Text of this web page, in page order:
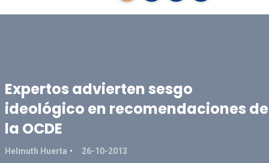
Expertos advierten sesgo
ideológico en recomendaciones de
la OCDE
Helmuth Huerta 26-10-2013